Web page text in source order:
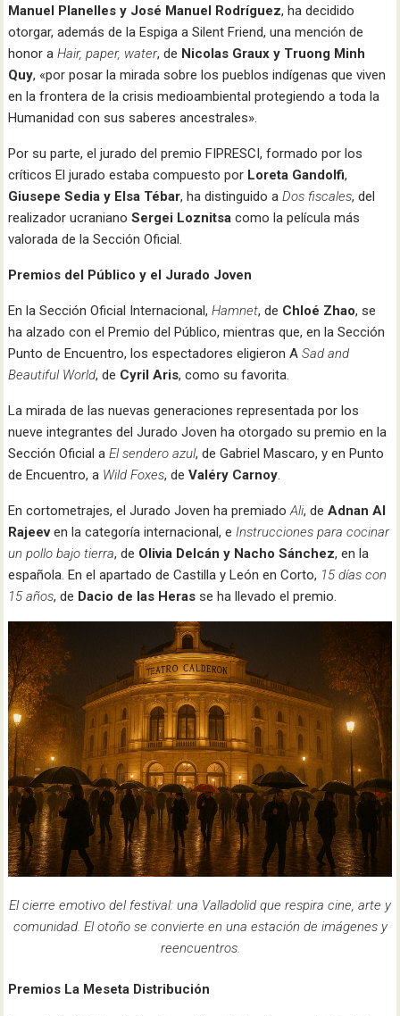
Manuel Planelles y José Manuel Rodríguez, ha decidido
otorgar, además de la Espiga a Silent Friend, una mención de
honor aHair, paper, water, de Nicolas Graux y Truong Minh
Quy, «por posar la mirada sobre los pueblos indígenas que viven
en la frontera de la crisis medioambiental protegiendo a toda la
Humanidad con sus saberes ancestrales».
Por su parte, el jurado del premio FIPRESCI, formado por los
críticos El jurado estaba compuesto por Loreta Gandolfi,
Giusepe Sedia y Elsa Tébar, ha distinguido aDos fiscales, del
realizador ucranianoSergei Loznitsa como la película más
valorada de la Sección Oficial.
Premios del Público y el Jurado Joven
En la Sección Oficial Internacional,Hamnet, de Chloé Zhao, se
ha alzado con el Premio del Público, mientras que, en la Sección
Punto de Encuentro, los espectadores eligieron ASad and
Beautiful World, de Cyril Aris, como su favorita.
La mirada de las nuevas generaciones representada por los
nueve integrantes del Jurado Joven ha otorgado su premio en la
Sección Oficial aEl sendero azul, de Gabriel Mascaro, y en Punto
de Encuentro, a Wild Foxes, deValéry Carnoy.
En cortometrajes, el Jurado Joven ha premiadoAli, deAdnan Al
Rajeeven la categoría internacional, eInstrucciones para cocinar
un pollo bajo tierra, de Olivia Delcán y Nacho Sánchez, en la
española. En el apartado de Castilla y León en Corto, 15 días con
15 años, de Dacio de las Heras se ha llevado el premio.
El cierre emotivo del festival: una Valladolid que respira cine, arte y
comunidad. El otoño se convierte en una estación de imágenes y
reencuentros.
Premios La Meseta Distribución